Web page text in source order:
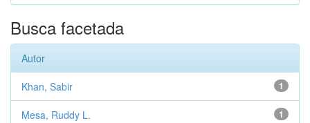
Busca facetada
Autor
1
Khan, Sabir
1
Mesa, Ruddy L.